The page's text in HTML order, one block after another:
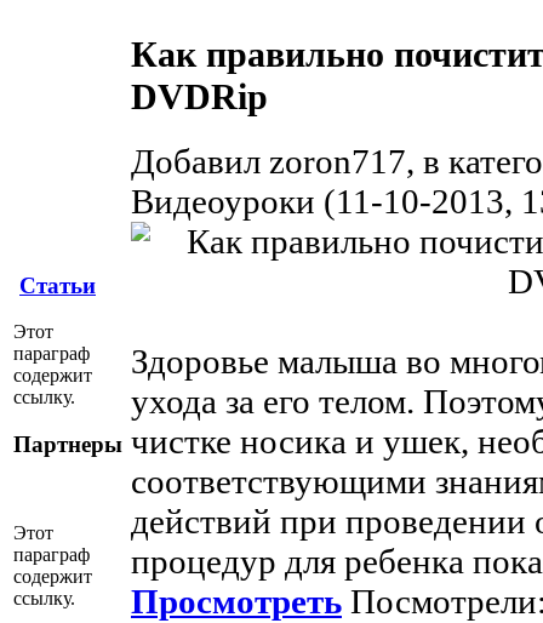
Статьи
Этот
параграф
содержит
ссылку.
Партнеры
Этот
параграф
содержит
ссылку.
Как правильно
DVDRip
Добавил zoron717, в
Видеоуроки (11-10-2013,
Здоровье малыша во
ухода за его телом.
чистке носика и ушек,
соответствующими
действий при
процедур для ребенка
Просмотреть